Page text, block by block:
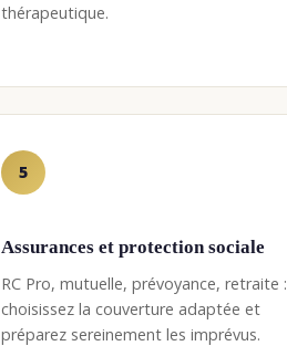
thérapeutique.
5
Assurances et protection sociale
RC Pro, mutuelle, prévoyance, retraite :
choisissez la couverture adaptée et
préparez sereinement les imprévus.